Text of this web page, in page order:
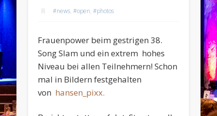
#news,#open,#photos
Frauenpower beim gestrigen 38.
Song Slam und ein extrem hohes
Niveau bei allen Teilnehmern! Schon
mal in Bildern festgehalten
von hansen_pixx.